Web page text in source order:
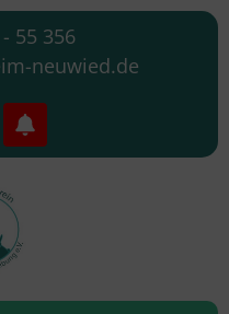
55 356
neuwied.de